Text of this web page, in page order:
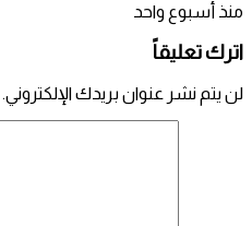
منذ أسبوع واحد
اترك تعليقاً
لن يتم نشر عنوان بريدك الإلكتروني.